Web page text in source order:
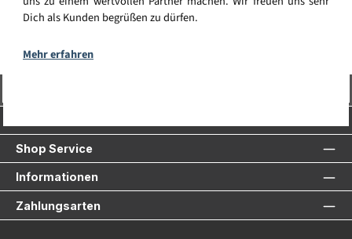
Dich als Kunden begrüßen zu dürfen.
Mehr erfahren
Shop Service
Informationen
Zahlungsarten